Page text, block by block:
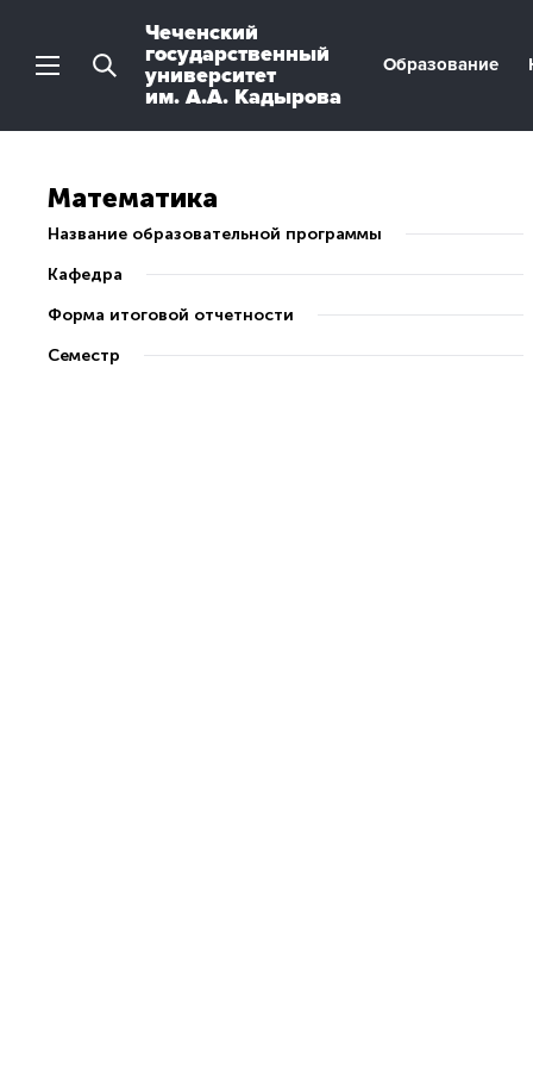
Чеченский
государственный
университет
им. А.А. Кадырова
Образование
Математика
Название образовательной программы
Кафедра
Форма итоговой отчетности
Семестр